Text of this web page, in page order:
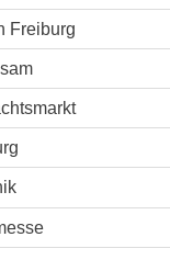
Freiburg